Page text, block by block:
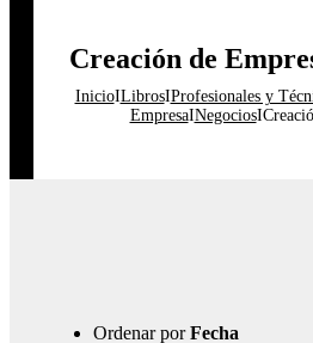
Creación de
InicioILibrosIProfesionales y
EmpresaINegociosI
Ordenar porFecha